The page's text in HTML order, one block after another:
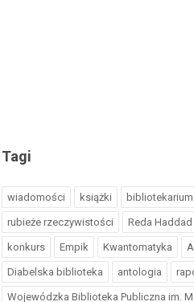
Tagi
wiadomości książki bibliotekarium
rubieże rzeczywistości Reda Haddad
konkurs Empik Kwantomatyka
Diabelska biblioteka antologia
Wojewódzka Biblioteka Publiczna im.